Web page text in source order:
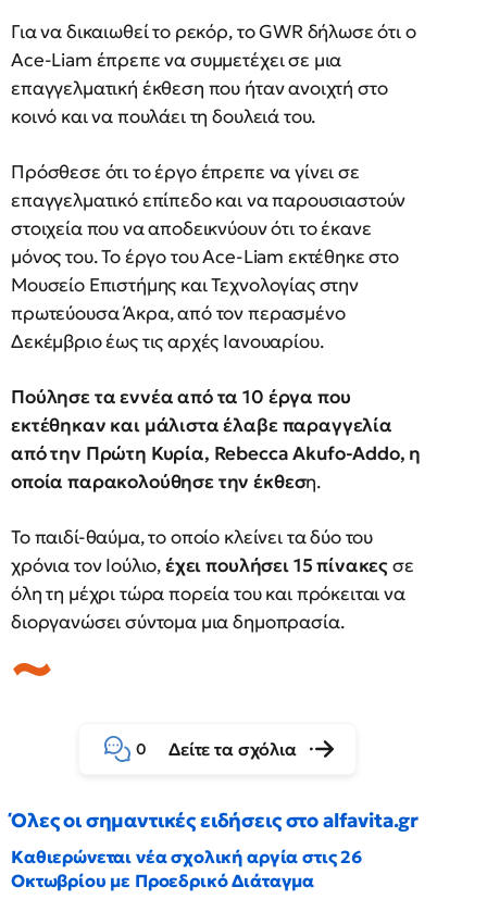
Για να δικαιωθεί το ρεκόρ, το GWR δήλωσε ότι ο
Ace-Liam έπρεπε να συμμετέχει σε μια
επαγγελματική έκθεση που ήταν ανοιχτή στο
κοινό και να πουλάει τη δουλειά του.
Πρόσθεσε ότι το έργο έπρεπε να γίνει σε
επαγγελματικό επίπεδο και να παρουσιαστούν
στοιχεία που να αποδεικνύουν ότι το έκανε
μόνος του. Το έργο του Ace-Liam εκτέθηκε στο
Μουσείο Επιστήμης και Τεχνολογίας στην
πρωτεύουσα Άκρα, από τον περασμένο
Δεκέμβριο έως τις αρχές Ιανουαρίου.
Πούλησε τα εννέα από τα 10 έργα που
εκτέθηκαν και μάλιστα έλαβε παραγγελία
από την Πρώτη Κυρία, Rebecca Akufo-Addo, η
οποία παρακολούθησε την έκθεση.
Το παιδί-θαύμα, το οποίο κλείνει τα δύο του
χρόνια τον Ιούλιο,έχει πουλήσει 15 πίνακεςσε
όλη τη μέχρι τώρα πορεία του και πρόκειται να
διοργανώσει σύντομα μια δημοπρασία.
0 Δείτε τα σχόλια
Όλες οι σημαντικές ειδήσεις στο alfavita.gr
Καθιερώνεται νέα σχολική αργία στις 26
Οκτωβρίου με Προεδρικό Διάταγμα